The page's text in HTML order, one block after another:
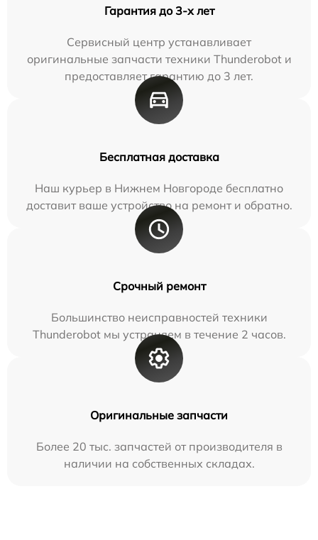
Гарантия до 3-х лет
Сервисный центр устанавливает
оригинальные запчасти техники Thunderobot и
предоставляет гарантию до 3 лет.
Бесплатная доставка
Наш курьер в Нижнем Новгороде бесплатно
доставит ваше устройство на ремонт и обратно.
Срочный ремонт
Большинство неисправностей техники
Thunderobot мы устраняем в течение 2 часов.
Оригинальные запчасти
Более 20 тыс. запчастей от производителя в
наличии на собственных складах.